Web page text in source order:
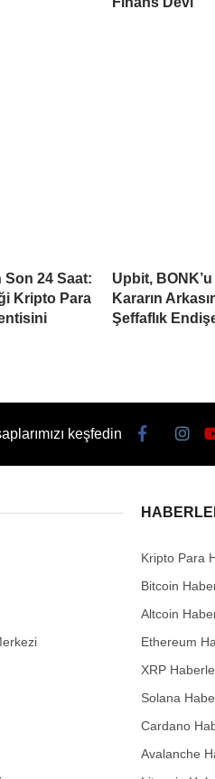
Son 24 Saat:
Kripto Para
Upbit,
Kararın
Şeffaflık
keşfedin
Kripto Para
Bitcoin
Altcoin
Ethereum
XRP
Solana
Cardano
Avalanche